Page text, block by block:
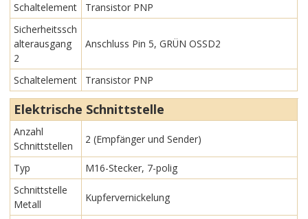
Schaltelement
Transistor PNP
Sicherheitssch
alterausgang
2
Anschluss Pin 5, GRÜN OSSD2
Schaltelement Transistor PNP
Elektrische Schnittstelle
Anzahl
Schnittstellen
2 (Empfänger und Sender)
Typ
M16-Stecker, 7-polig
Schnittstelle
Metall
Kupfervernickelung